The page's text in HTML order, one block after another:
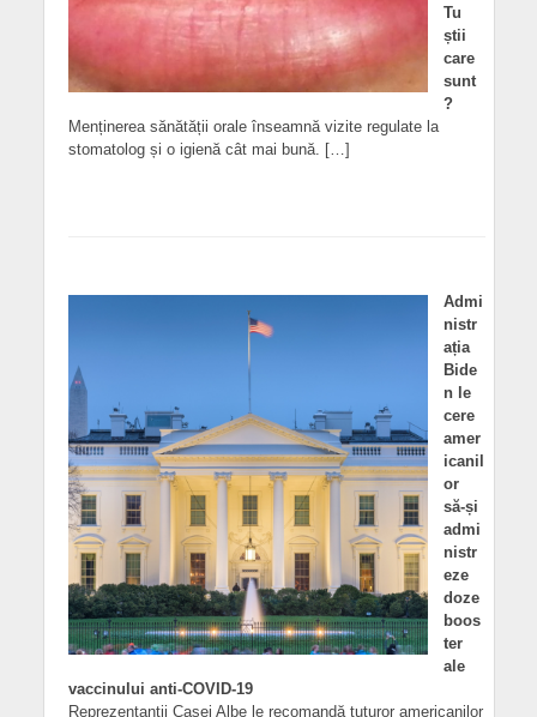
Tu
știi
care
sunt
?
Menținerea sănătății orale înseamnă vizite regulate la
stomatolog și o igienă cât mai bună. […]
Admi
nistr
ația
Bide
n le
cere
amer
icanil
or
să-și
admi
nistr
eze
doze
boos
ter
ale
vaccinului anti-COVID-19
Reprezentanții Casei Albe le recomandă tuturor americanilor